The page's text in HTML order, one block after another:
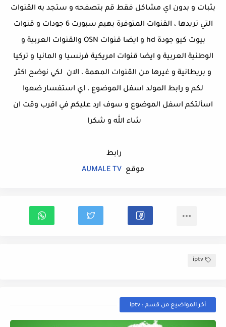
بثبات و بدون اي مشاكل فقط قم بتصفحه و ستجد به القنوات
التي تريدها ، القنوات المتوفرة بهيم سبورت 6 جودات و قنوات
بيوت كيو جودة hd و ايضا قنوات OSN والقنوات العربية و
الوطنية العربية و ايضا قنوات امريكية فرنسيا و المانيا و تركيا
و بريطانية و غيرها من القنوات المهمة ، الان لكي نوضح اكثر
لكم و رابط المولد اسفل الموضوع ، اي استفسار ضعوا
اسألتكم اسفل الموضوع و سوف ارد عليكم في اقرب وقت ان
شاء الله و شكرا
رابط
موقع AUMALE TV
iptv
أخر المواضيع من قسم : iptv